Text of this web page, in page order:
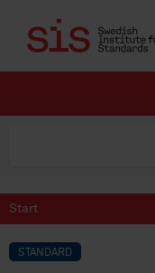
Start
STANDARD